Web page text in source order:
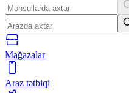
Mağazalar
Araz tətbiqi